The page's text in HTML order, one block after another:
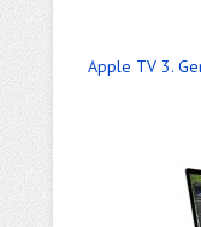
Apple TV 3.